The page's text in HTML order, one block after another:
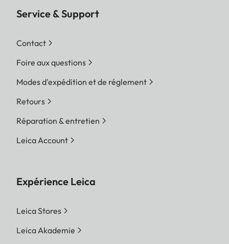
Service & Support
Contact
Foire aux questions
Modes d'expédition et de réglement
Retours
Réparation & entretien
Leica Account
Expérience Leica
Leica Stores
Leica Akademie